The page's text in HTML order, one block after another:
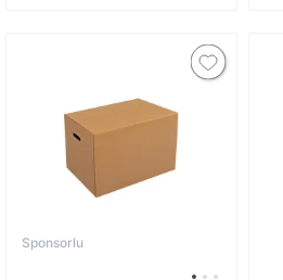
Sponsorlu